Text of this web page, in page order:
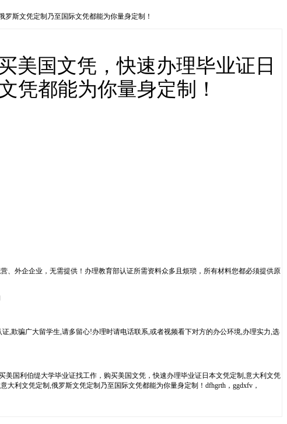
斯文凭定制乃至国际文凭都能为你量身定制！
美国文凭，快速办理毕业证日
凭都能为你量身定制！
外企企业，无需提供！办理教育部认证所需资料众多且烦琐，所有材料您都必须提供原
,欺骗广大留学生,请多留心!办理时请电话联系,或者视频看下对方的办公环境,办理实力,选
国利伯缇大学毕业证找工作，购买美国文凭，快速办理毕业证日本文凭定制,意大利文凭
利文凭定制,俄罗斯文凭定制乃至国际文凭都能为你量身定制！dfhgrth，ggdxfv，